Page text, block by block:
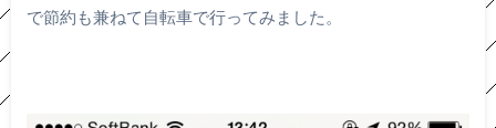
で節約も兼ねて自転車で行ってみました。